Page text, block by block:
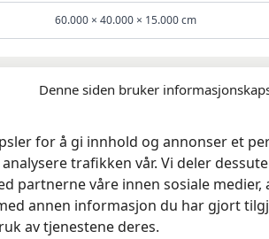
Denne siden bruker
for å gi innhold og annonser et
trafikken vår. Vi deler
partnerne våre innen sosiale medier,
annen informasjon du har gjort
av tjenestene deres.
60.000 × 40.000 × 15.000 cm
600gr Andefjær innleggspute»